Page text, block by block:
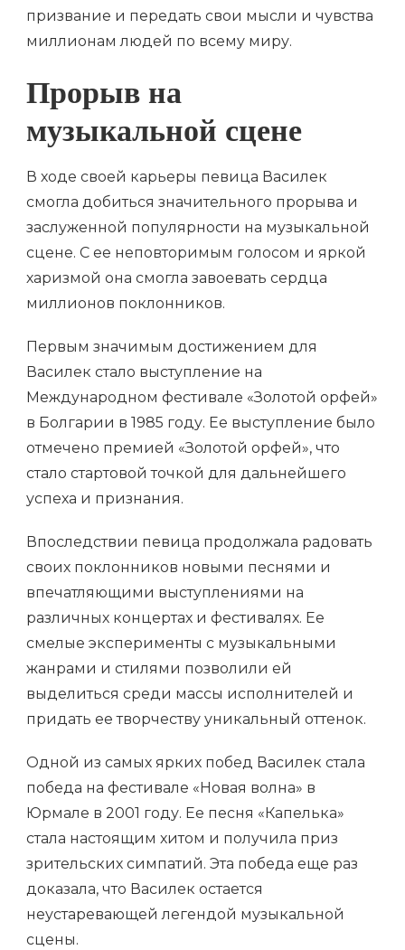
призвание и передать свои мысли и чувства
миллионам людей по всему миру.
Прорыв на
музыкальной сцене
В ходе своей карьеры певица Василек
смогла добиться значительного прорыва и
заслуженной популярности на музыкальной
сцене. С ее неповторимым голосом и яркой
харизмой она смогла завоевать сердца
миллионов поклонников.
Первым значимым достижением для
Василек стало выступление на
Международном фестивале «Золотой орфей»
в Болгарии в 1985 году. Ее выступление было
отмечено премией «Золотой орфей», что
стало стартовой точкой для дальнейшего
успеха и признания.
Впоследствии певица продолжала радовать
своих поклонников новыми песнями и
впечатляющими выступлениями на
различных концертах и фестивалях. Ее
смелые эксперименты с музыкальными
жанрами и стилями позволили ей
выделиться среди массы исполнителей и
придать ее творчеству уникальный оттенок.
Одной из самых ярких побед Василек стала
победа на фестивале «Новая волна» в
Юрмале в 2001 году. Ее песня «Капелька»
стала настоящим хитом и получила приз
зрительских симпатий. Эта победа еще раз
доказала, что Василек остается
неустаревающей легендой музыкальной
сцены.